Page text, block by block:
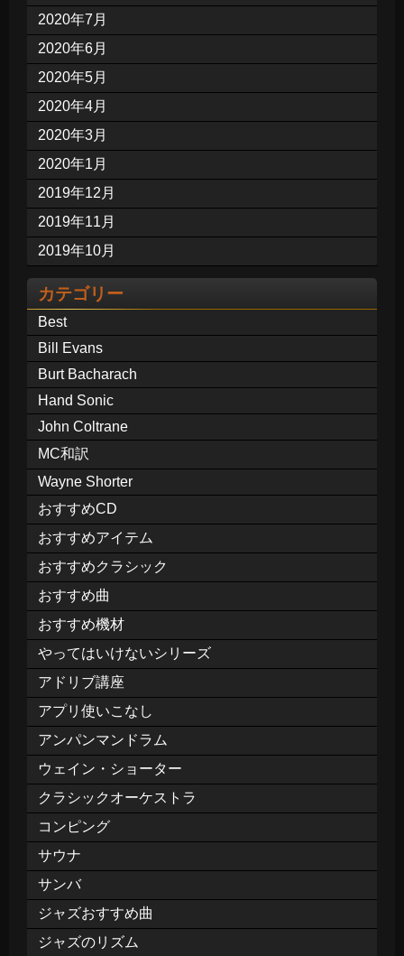
2020年7月
2020年6月
2020年5月
2020年4月
2020年3月
2020年1月
2019年12月
2019年11月
2019年10月
カテゴリー
Best
Bill Evans
Burt Bacharach
Hand Sonic
John Coltrane
MC和訳
Wayne Shorter
おすすめCD
おすすめアイテム
おすすめクラシック
おすすめ曲
おすすめ機材
やってはいけないシリーズ
アドリブ講座
アプリ使いこなし
アンパンマンドラム
ウェイン・ショーター
クラシックオーケストラ
コンピング
サウナ
サンバ
ジャズおすすめ曲
ジャズのリズム